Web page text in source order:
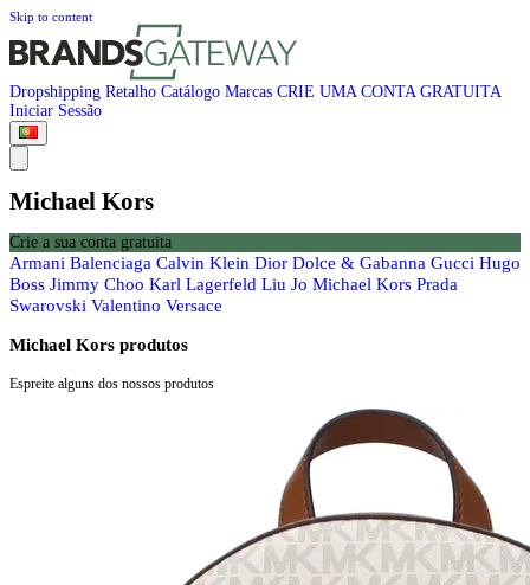
Skip to content
Dropshipping Retalho Catálogo Marcas CRIE UMA CONTA GRATUITA
Iniciar Sessão
Michael Kors
Crie a sua conta gratuita
Armani Balenciaga Calvin Klein Dior Dolce & Gabanna Gucci Hugo
Boss Jimmy Choo Karl Lagerfeld Liu Jo Michael Kors Prada
Swarovski Valentino Versace
Michael Kors produtos
Espreite alguns dos nossos produtos